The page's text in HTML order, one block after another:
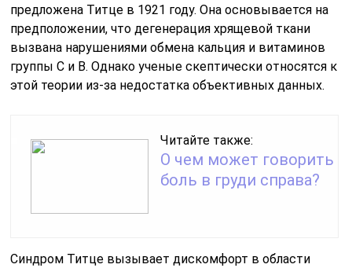
предложена Титце в 1921 году. Она основывается на
предположении, что дегенерация хрящевой ткани
вызвана нарушениями обмена кальция и витаминов
группы С и В. Однако ученые скептически относятся к
этой теории из-за недостатка объективных данных.
Читайте также:
О чем может говорить
боль в груди справа?
Синдром Титце вызывает дискомфорт в области